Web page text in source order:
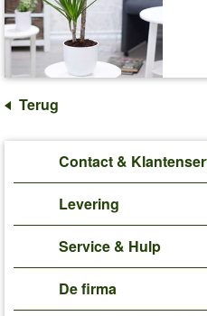
Terug
Contact &
Levering
Service & Hulp
De firma